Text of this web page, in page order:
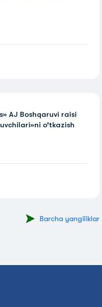
AJ Boshqaruvi raisi
o‘tkazish
Barcha yangiliklar